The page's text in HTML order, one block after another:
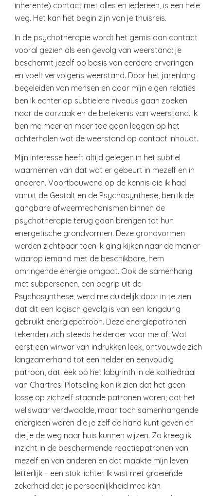
inherente) contact met alles en iedereen, is een hele
weg. Het kan het begin zijn van je thuisreis.
In de psychotherapie wordt het gemis aan contact
vooral gezien als een gevolg van weerstand: je
beschermt jezelf op basis van eerdere ervaringen
en voelt vervolgens weerstand. Door het jarenlang
begeleiden van mensen en door mijn eigen relaties
ben ik echter op subtielere niveaus gaan zoeken
naar de oorzaak en de betekenis van weerstand. Ik
ben me meer en meer toe gaan leggen op het
achterhalen wat de weerstand op contact inhoudt.
Mijn interesse heeft altijd gelegen in het subtiel
waarnemen van dat wat er gebeurt in mezelf en in
anderen. Voortbouwend op de kennis die ik had
vanuit de Gestalt en de Psychosynthese, ben ik de
gangbare afweermechanismen binnen de
psychotherapie terug gaan brengen tot hun
energetische grondvormen. Deze grondvormen
werden zichtbaar toen ik ging kijken naar de manier
waarop iemand met de beschikbare, hem
omringende energie omgaat. Ook de samenhang
met subpersonen, een begrip uit de
Psychosynthese, werd me duidelijk door in te zien
dat dit een logisch gevolg is van een langdurig
gebruikt energiepatroon. Deze energiepatronen
tekenden zich steeds helderder voor me af. Wat
eerst een wirwar van indrukken leek, ontvouwde zich
langzamerhand tot een helder en eenvoudig
patroon, dat leek op het labyrinth in de kathedraal
van Chartres. Plotseling kon ik zien dat het geen
losse op zichzelf staande patronen waren; dat het
weliswaar verdwaalde, maar toch samenhangende
energieën waren die je zelf de hand kunt geven en
die je de weg naar huis kunnen wijzen. Zo kreeg ik
inzicht in de beschermende reactiepatronen van
mezelf en van anderen en dat maakte mijn leven
letterlijk – een stuk lichter. Ik wist met groeiende
zekerheid dat je persoonlijkheid mee kàn